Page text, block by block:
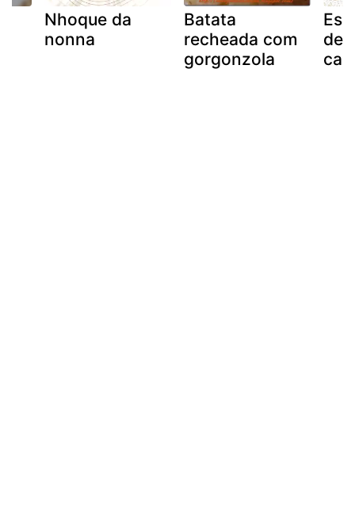
Nhoque da
nonna
Batata
recheada com
gorgonzola
de